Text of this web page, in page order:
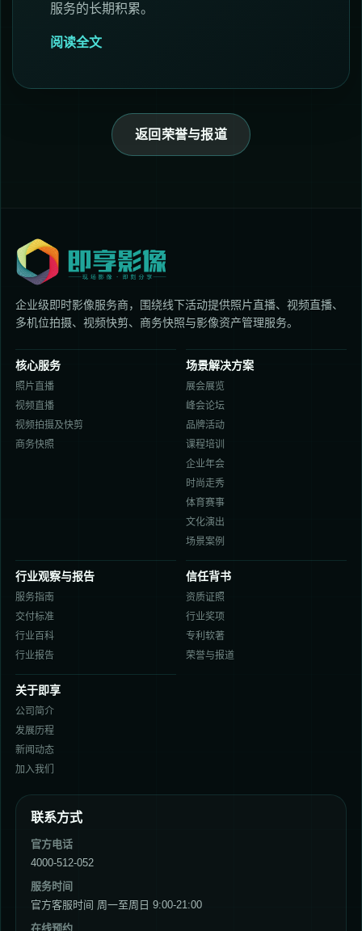
服务的长期积累。
阅读全文
返回荣誉与报道
企业级即时影像服务商，围绕线下活动提供照片直播、视频直播、
多机位拍摄、视频快剪、商务快照与影像资产管理服务。
核心服务
照片直播
视频直播
视频拍摄及快剪
商务快照
场景解决方案
展会展览
峰会论坛
品牌活动
课程培训
企业年会
时尚走秀
体育赛事
文化演出
场景案例
行业观察与报告
服务指南
交付标准
行业百科
行业报告
信任背书
资质证照
行业奖项
专利软著
荣誉与报道
关于即享
公司简介
发展历程
新闻动态
加入我们
联系方式
官方电话
4000-512-052
服务时间
官方客服时间 周一至周日 9:00-21:00
在线预约